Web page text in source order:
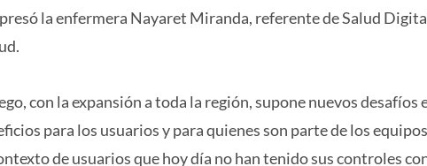
la enfermera Nayaret Miranda, referente de Salud
con la expansión a toda la región, supone nuevos desafíos
para los usuarios y para quienes son parte de los
de usuarios que hoy día no han tenido sus controles